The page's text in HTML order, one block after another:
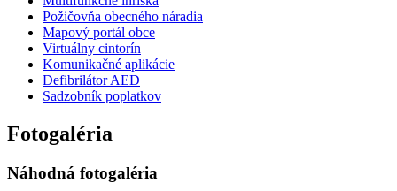
Požičovňa obecného náradia
Mapový portál obce
Virtuálny cintorín
Komunikačné aplikácie
Defibrilátor AED
Sadzobník poplatkov
Fotogaléria
Náhodná fotogaléria